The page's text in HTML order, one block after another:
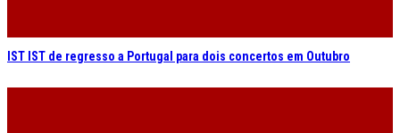
IST IST de regresso a Portugal para dois concertos em Outubro